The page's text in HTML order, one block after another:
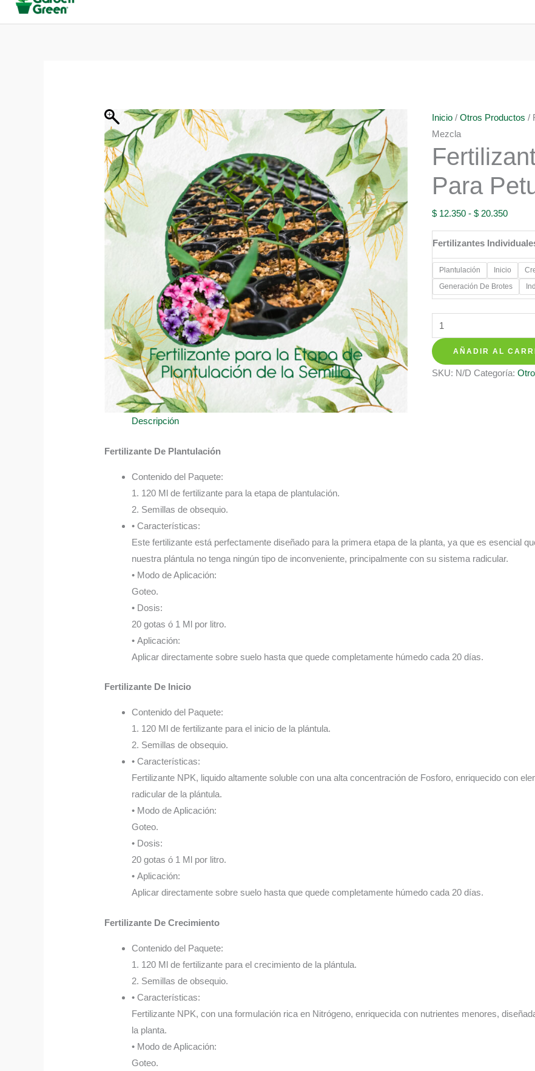
Inicio / Otros Productos /
Mezcla
Para
$ 12.350 - $ 20.350Rango
de
desde
$
hasta
$
Fertilizantes
Plantulación Inicio
Generación De Brotes
Fertilizantes
Individuales
Para
Petunia
AÑADIR AL
SKU: N/D Categoría:
Descripción
Fertilizante De Plantulación
Contenido del Paquete:
1. 120 Ml de fertilizante para la etapa de plantulación.
2. Semillas de obsequio.
• Características:
Este fertilizante está perfectamente diseñado para la primera etapa de la planta, ya que es esencial
nuestra plántula no tenga ningún tipo de inconveniente, principalmente con su sistema radicular.
• Modo de Aplicación:
Goteo.
• Dosis:
20 gotas ó 1 Ml por litro.
• Aplicación:
Aplicar directamente sobre suelo hasta que quede completamente húmedo cada 20 días.
Fertilizante De Inicio
Contenido del Paquete:
1. 120 Ml de fertilizante para el inicio de la plántula.
2. Semillas de obsequio.
• Características:
Fertilizante NPK, liquido altamente soluble con una alta concentración de Fosforo, enriquecido con
radicular de la plántula.
• Modo de Aplicación:
Goteo.
• Dosis:
20 gotas ó 1 Ml por litro.
• Aplicación:
Aplicar directamente sobre suelo hasta que quede completamente húmedo cada 20 días.
Fertilizante De Crecimiento
Contenido del Paquete:
1. 120 Ml de fertilizante para el crecimiento de la plántula.
2. Semillas de obsequio.
• Características:
Fertilizante NPK, con una formulación rica en Nitrógeno, enriquecida con nutrientes menores,
la planta.
• Modo de Aplicación:
Goteo.